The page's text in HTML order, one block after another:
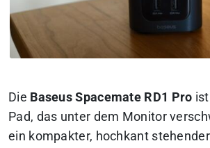
Die Baseus Spacemate RD1 Pro
Pad, das unter dem Monitor
ein kompakter, hochkant